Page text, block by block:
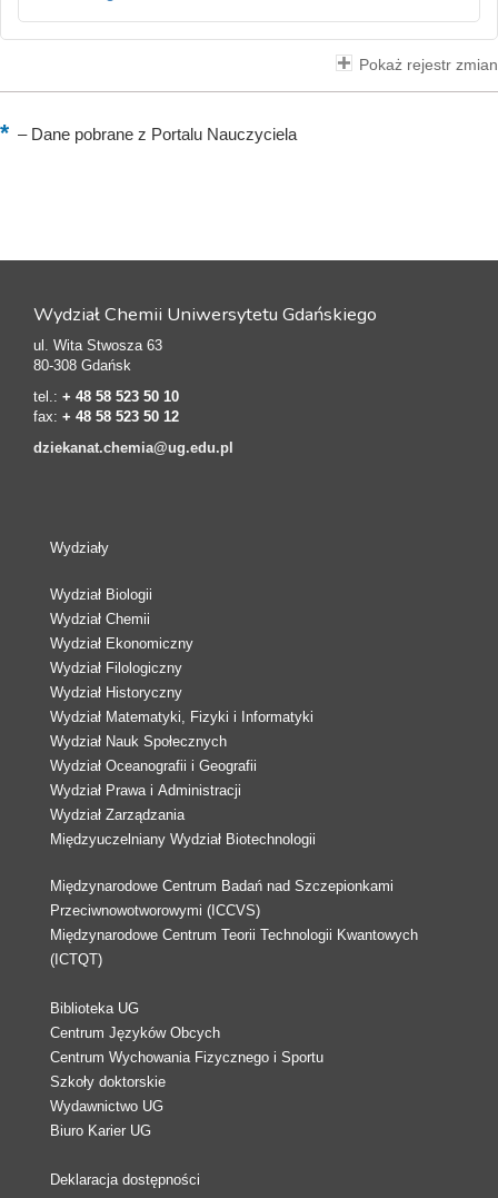
Pokaż rejestr zmian
–Dane pobrane z Portalu Nauczyciela
Wydział Chemii Uniwersytetu Gdańskiego
ul. Wita Stwosza 63
80-308 Gdańsk
tel.: + 48 58 523 50 10
fax: + 48 58 523 50 12
dziekanat.chemia@ug.edu.pl
Wydziały
Wydział Biologii
Wydział Chemii
Wydział Ekonomiczny
Wydział Filologiczny
Wydział Historyczny
Wydział Matematyki, Fizyki i Informatyki
Wydział Nauk Społecznych
Wydział Oceanografii i Geografii
Wydział Prawa i Administracji
Wydział Zarządzania
Międzyuczelniany Wydział Biotechnologii
Międzynarodowe Centrum Badań nad Szczepionkami
Przeciwnowotworowymi (ICCVS)
Międzynarodowe Centrum Teorii Technologii Kwantowych
(ICTQT)
Biblioteka UG
Centrum Języków Obcych
Centrum Wychowania Fizycznego i Sportu
Szkoły doktorskie
Wydawnictwo UG
Biuro Karier UG
Deklaracja dostępności